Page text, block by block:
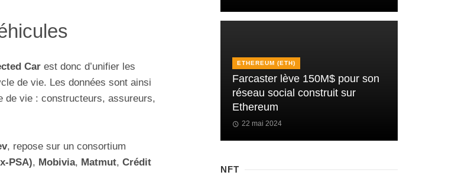
Car est donc d’unifier les
de vie. Les données sont ainsi
de vie : constructeurs, assureurs,
, repose sur un consortium
PSA), Mobivia, Matmut, Crédit
ETHEREUM (ETH)
Farcaster lève 150M$ pour son
réseau social construit sur
Ethereum
22 mai 2024
NFT